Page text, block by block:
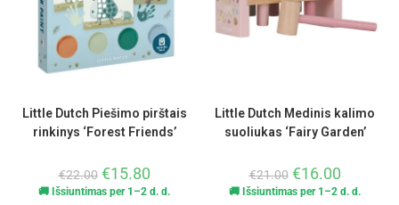
Little Dutch Piešimo pirštais
rinkinys ‘Forest Friends’
€22.00 €15.80
🚚 Išsiuntimas per 1–2 d. d.
Little Dutch Medinis kalimo
suoliukas ‘Fairy Garden’
€21.00 €16.00
🚚 Išsiuntimas per 1–2 d. d.